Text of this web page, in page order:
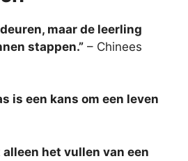
maar de leerling
stappen.” – Chinees
is een kans om een leven
het vullen van een